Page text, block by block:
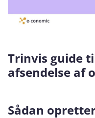
Trinvis guide
afsendelse af
Sådan